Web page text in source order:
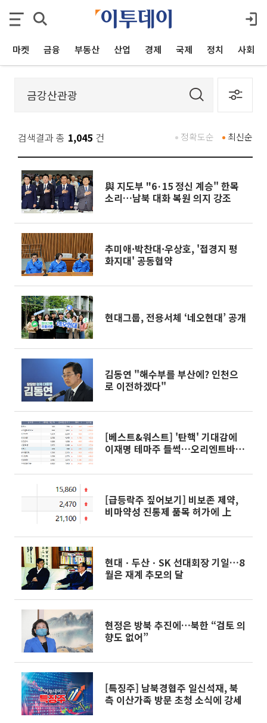
마켓 금융 부동산 산업 경제 국제 정치 사회
검색결과 총 1,045 건 최신순
정확도순
與 지도부 "6·15 정신 계승" 한목
소리…남북 대화 복원 의지 강조
추미애·박찬대·우상호, '접경지 평
화지대' 공동협약
현대그룹, 전용서체 ‘네오현대’ 공개
김동연 "해수부를 부산에? 인천으
로 이전하겠다"
[베스트&워스트] '탄핵' 기대감에
이재명 테마주 들썩…오리엔트바이
[급등락주 짚어보기] 비보존 제약,
비마약성 진통제 품목 허가에 上
현대ㆍ두산ㆍSK 선대회장 기일…8
월은 재계 추모의 달
현정은 방북 추진에…북한 “검토 의
향도 없어”
[특징주] 남북경협주 일신석재, 북
측 이산가족 방문 초청 소식에 강세